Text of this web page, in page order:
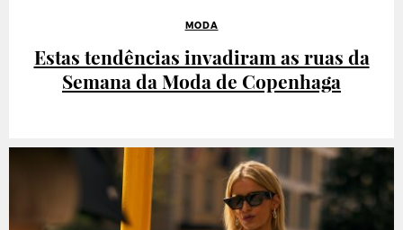
MODA
Estas tendências invadiram as ruas da
Semana da Moda de Copenhaga